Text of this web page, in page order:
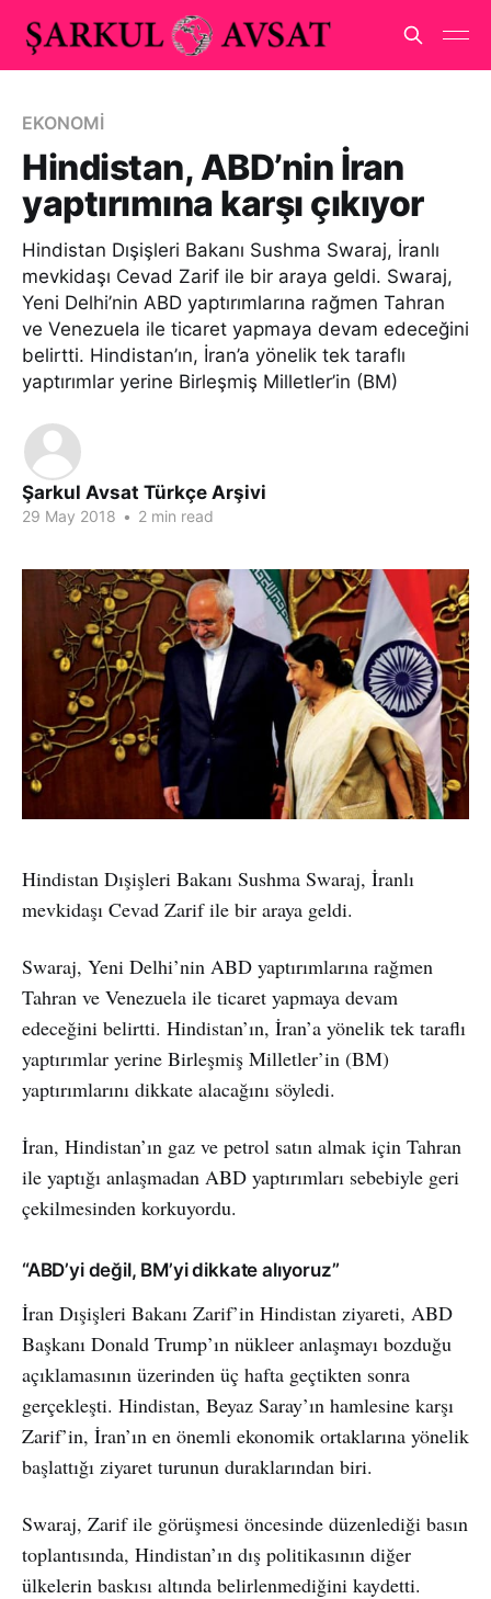
EKONOMİ
Hindistan, ABD’nin İran
yaptırımına karşı çıkıyor
Hindistan Dışişleri Bakanı Sushma Swaraj, İranlı
mevkidaşı Cevad Zarif ile bir araya geldi. Swaraj,
Yeni Delhi’nin ABD yaptırımlarına rağmen Tahran
ve Venezuela ile ticaret yapmaya devam edeceğini
belirtti. Hindistan’ın, İran’a yönelik tek taraflı
yaptırımlar yerine Birleşmiş Milletler’in (BM)
Şarkul Avsat Türkçe Arşivi
29 May 2018 • 2 min read
Hindistan Dışişleri Bakanı Sushma Swaraj, İranlı
mevkidaşı Cevad Zarif ile bir araya geldi.
Swaraj, Yeni Delhi’nin ABD yaptırımlarına rağmen
Tahran ve Venezuela ile ticaret yapmaya devam
edeceğini belirtti. Hindistan’ın, İran’a yönelik tek taraflı
yaptırımlar yerine Birleşmiş Milletler’in (BM)
yaptırımlarını dikkate alacağını söyledi.
İran, Hindistan’ın gaz ve petrol satın almak için Tahran
ile yaptığı anlaşmadan ABD yaptırımları sebebiyle geri
çekilmesinden korkuyordu.
“ABD’yi değil, BM’yi dikkate alıyoruz”
İran Dışişleri Bakanı Zarif’in Hindistan ziyareti, ABD
Başkanı Donald Trump’ın nükleer anlaşmayı bozduğu
açıklamasının üzerinden üç hafta geçtikten sonra
gerçekleşti. Hindistan, Beyaz Saray’ın hamlesine karşı
Zarif’in, İran’ın en önemli ekonomik ortaklarına yönelik
başlattığı ziyaret turunun duraklarından biri.
Swaraj, Zarif ile görüşmesi öncesinde düzenlediği basın
toplantısında, Hindistan’ın dış politikasının diğer
ülkelerin baskısı altında belirlenmediğini kaydetti.